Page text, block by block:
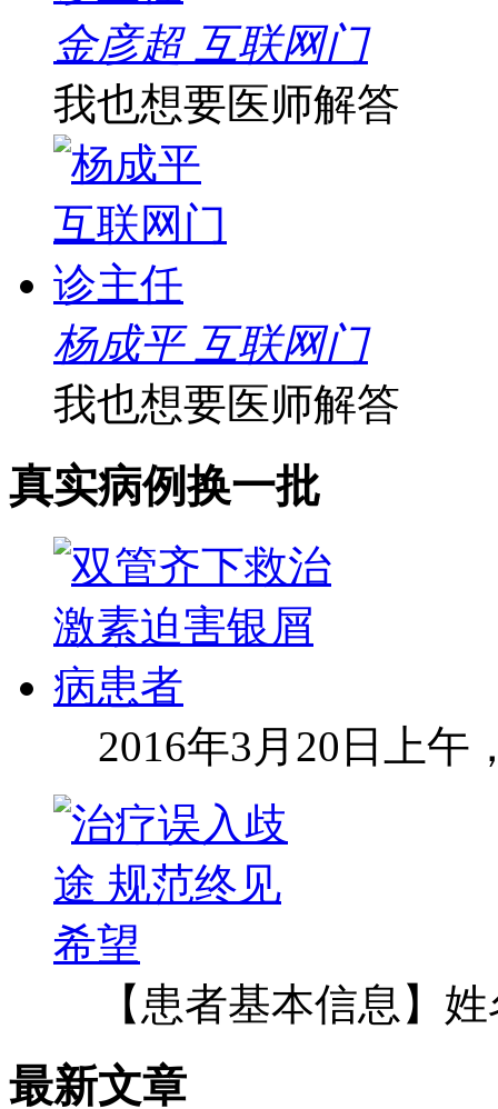
金彦超 互联网门
我也想要医师解答
杨成平 互联网门
我也想要医师解答
真实病例换一批
2016年3月20日上午
【患者基本信息】
最新文章